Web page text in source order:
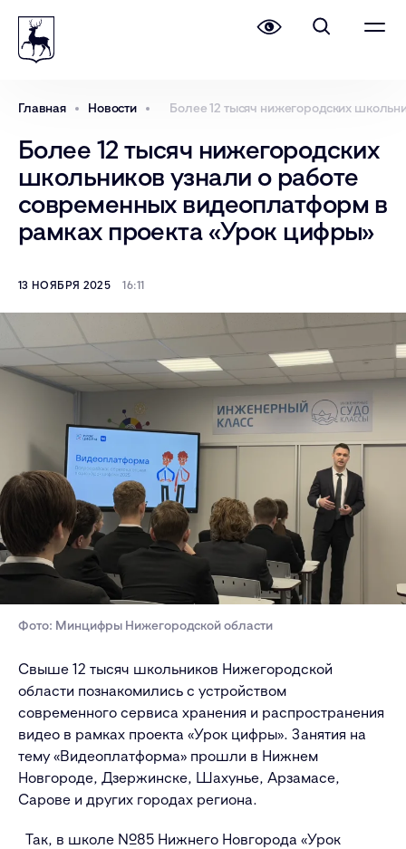
Главная Новости Более 12 тысяч нижегородских
Более 12 тысяч нижегородских
школьников узнали о работе
современных видеоплатформ в
рамках проекта «Урок цифры»
13 НОЯБРЯ 2025 16:11
Фото: Минцифры Нижегородской области
Свыше 12 тысяч школьников Нижегородской
области познакомились с устройством
современного сервиса хранения и распространения
видео в рамках проекта «Урок цифры». Занятия на
тему «Видеоплатформа» прошли в Нижнем
Новгороде, Дзержинске, Шахунье, Арзамасе,
Сарове и других городах региона.
Так, в школе №85 Нижнего Новгорода «Урок